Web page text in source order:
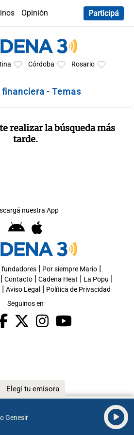
Genesir
Elegí tu emisora
Opinión
Participá
Córdoba Rosario
- Temas
realizar la búsqueda más
tarde.
nuestra App
fundadores| Por siempre Mario|
Contacto| Cadena Heat | La Popu |
| Aviso Legal | Política de Privacidad
Seguinos en